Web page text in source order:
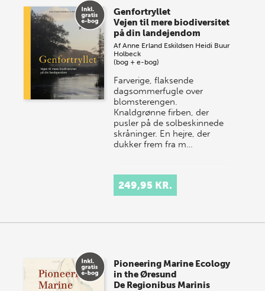
Genfortryllet
Vejen til mere biodiversitet
på din landejendom
AfAnne Erland Eskildsen Heidi Buur
Holbeck
(bog + e-bog)
Farverige, flaksende
dagsommerfugle over
blomsterengen.
Knaldgrønne firben, der
pusler på de solbeskinnede
skråninger. En hejre, der
dukker frem fra m…
249,95 KR.
Pioneering Marine Ecology
in the Øresund
De Regionibus Marinis